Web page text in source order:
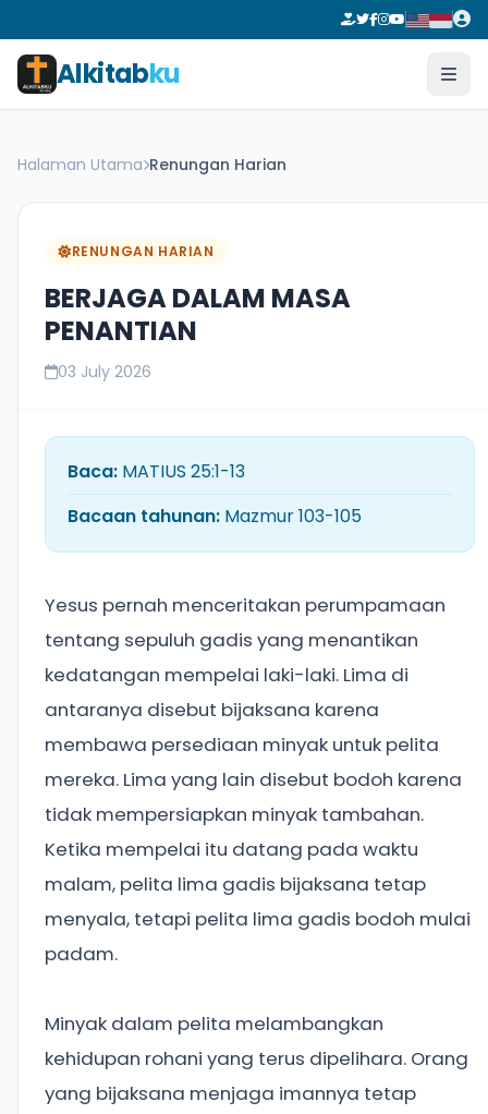
Alkitabku
Halaman Utama Renungan Harian
RENUNGAN HARIAN
BERJAGA DALAM MASA
PENANTIAN
03 July 2026
Baca: MATIUS 25:1-13
Bacaan tahunan: Mazmur 103-105
Yesus pernah menceritakan perumpamaan
tentang sepuluh gadis yang menantikan
kedatangan mempelai laki-laki. Lima di
antaranya disebut bijaksana karena
membawa persediaan minyak untuk pelita
mereka. Lima yang lain disebut bodoh karena
tidak mempersiapkan minyak tambahan.
Ketika mempelai itu datang pada waktu
malam, pelita lima gadis bijaksana tetap
menyala, tetapi pelita lima gadis bodoh mulai
padam.
Minyak dalam pelita melambangkan
kehidupan rohani yang terus dipelihara. Orang
yang bijaksana menjaga imannya tetap